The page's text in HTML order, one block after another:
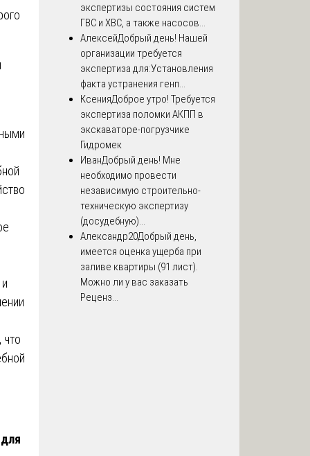
что
экспертизы состояния систем
ГВС и ХВС, а также насосов...
АлексейДобрый день! Нашей
организации требуется
экспертиза для:Установления
факта устранения генп...
КсенияДоброе утро! Требуется
экспертиза поломки АКПП в
экскаваторе-погрузчике
Гидромек
ИванДобрый день! Мне
необходимо провести
независимую строительно-
техническую экспертизу
(досудебную)...
Александр20Добрый день,
имеется оценка ущерба при
заливе квартиры (91 лист).
Можно ли у вас заказать
Реценз...